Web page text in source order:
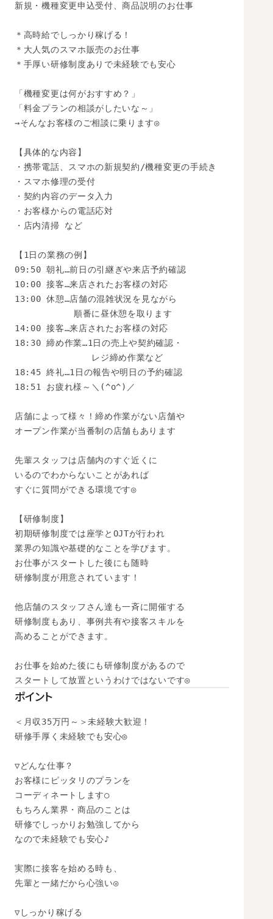
新規・機種変更申込受付、商品説明のお仕事
＊高時給でしっかり稼げる！
＊大人気のスマホ販売のお仕事
＊手厚い研修制度ありで未経験でも安心
「機種変更は何がおすすめ？」
「料金プランの相談がしたいな～」
→そんなお客様のご相談に乗ります◎
【具体的な内容】
・携帯電話、スマホの新規契約/機種変更の手続き
・スマホ修理の受付
・契約内容のデータ入力
・お客様からの電話応対
・店内清掃 など
【1日の業務の例】
09:50 朝礼…前日の引継ぎや来店予約確認
10:00 接客…来店されたお客様の対応
13:00 休憩…店舗の混雑状況を見ながら
順番に昼休憩を取ります
14:00 接客…来店されたお客様の対応
18:30 締め作業…1日の売上や契約確認・
レジ締め作業など
18:45 終礼…1日の報告や明日の予約確認
18:51 お疲れ様～＼(^o^)／
店舗によって様々！締め作業がない店舗や
オープン作業が当番制の店舗もあります
先輩スタッフは店舗内のすぐ近くに
いるのでわからないことがあれば
すぐに質問ができる環境です◎
【研修制度】
初期研修制度では座学とOJTが行われ
業界の知識や基礎的なことを学びます。
お仕事がスタートした後にも随時
研修制度が用意されています！
他店舗のスタッフさん達も一斉に開催する
研修制度もあり、事例共有や接客スキルを
高めることができます。
お仕事を始めた後にも研修制度があるので
スタートして放置というわけではないです◎
ポイント
＜月収35万円～＞未経験大歓迎！
研修手厚く未経験でも安心◎
▽どんな仕事？
お客様にピッタリのプランを
コーディネートします○
もちろん業界・商品のことは
研修でしっかりお勉強してから
なので未経験でも安心♪
実際に接客を始める時も、
先輩と一緒だから心強い◎
▽しっかり稼げる